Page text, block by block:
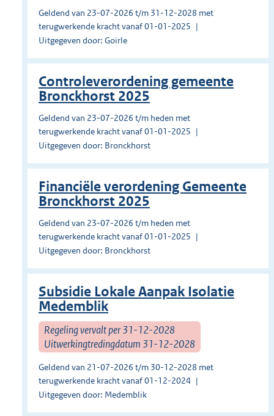
Geldend van 23-07-2026 t/m 31-12-2028 met
terugwerkende kracht vanaf 01-01-2025
Uitgegeven door: Goirle
Controleverordening gemeente
Bronckhorst 2025
Geldend van 23-07-2026 t/m heden met
terugwerkende kracht vanaf 01-01-2025
Uitgegeven door: Bronckhorst
Financiële verordening Gemeente
Bronckhorst 2025
Geldend van 23-07-2026 t/m heden met
terugwerkende kracht vanaf 01-01-2025
Uitgegeven door: Bronckhorst
Subsidie Lokale Aanpak Isolatie
Medemblik
Regeling vervalt per 31-12-2028
Uitwerkingtredingdatum 31-12-2028
Geldend van 21-07-2026 t/m 30-12-2028 met
terugwerkende kracht vanaf 01-12-2024
Uitgegeven door: Medemblik